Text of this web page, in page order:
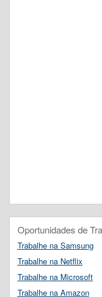
Oportunidades de
Trabalhe na Samsung
Trabalhe na Netflix
Trabalhe na Microsoft
Trabalhe na Amazon